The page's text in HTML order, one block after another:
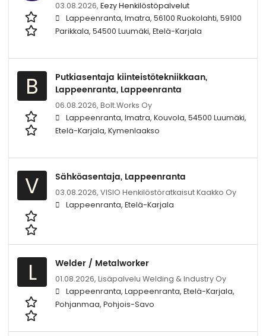
03.08.2026, Eezy Henkilöstöpalvelut
Lappeenranta, Imatra, 56100 Ruokolahti, 59100
Parikkala, 54500 Luumäki, Etelä-Karjala
B
Putkiasentaja kiinteistötekniikkaan,
Lappeenranta, Lappeenranta
06.08.2026, Bolt.Works Oy
Lappeenranta, Imatra, Kouvola, 54500 Luumäki,
Etelä-Karjala, Kymenlaakso
V Sähköasentaja, Lappeenranta
03.08.2026, VISIO Henkilöstöratkaisut Kaakko Oy
Lappeenranta, Etelä-Karjala
L Welder / Metalworker
01.08.2026, Lisäpalvelu Welding & Industry Oy
Lappeenranta, Lappeenranta, Etelä-Karjala,
Pohjanmaa, Pohjois-Savo